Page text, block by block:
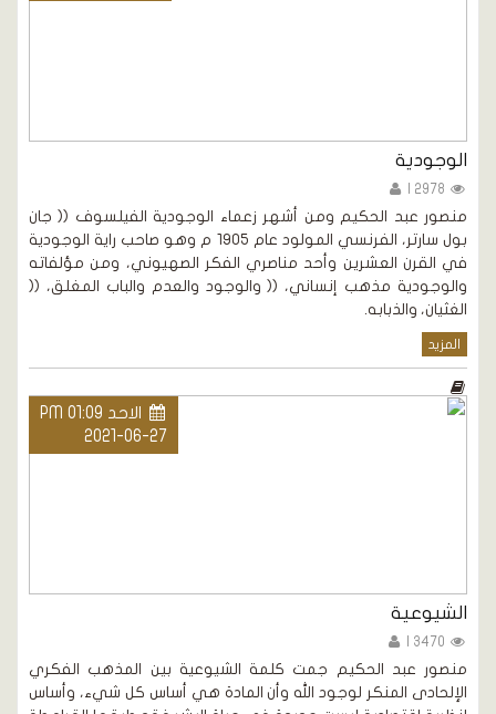
الوجودية
منصور عبد الحكيم ومن أشهر زعماء الوجودية الفيلسوف (( جان
بول سارتر، الفرنسي المولود عام 1905 م وهو صاحب راية الوجودية
في القرن العشرين وأحد مناصري الفكر الصهيوني، ومن مؤلفاته
والوجودية مذهب إنساني، (( والوجود والعدم والباب المغلق، ((
الغثيان، والذبابه.
المزيد
الاحد PM 01:09
2021-06-27
الشيوعية
منصور عبد الحكيم جمت كلمة الشيوعية بين المذهب الفكري
الإلحادى المنكر لوجود الله وأن المادة هي أساس كل شيء، وأساس